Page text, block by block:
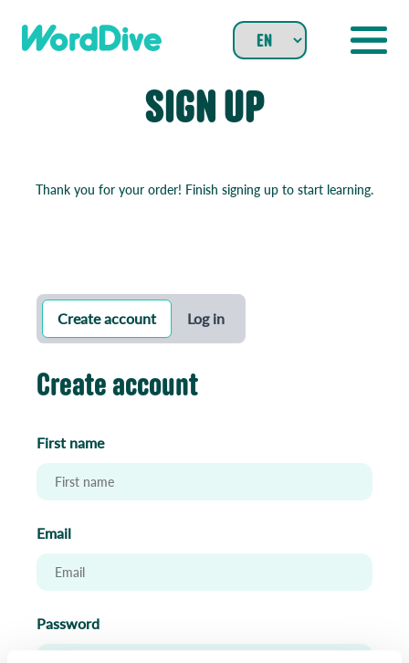
content
SIGN UP
Thank you for your order! Finish signing up to start learning.
Create account Log in
Create account
First name
Email
Password